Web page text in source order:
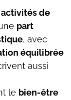
activités de
part
, avec
équilibrée
aussi
le bien-être